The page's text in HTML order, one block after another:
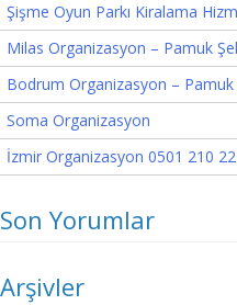
Şişme Oyun Parkı Kiralama
Milas Organizasyon – Pamuk
Bodrum Organizasyon – Pamuk
Soma Organizasyon
İzmir Organizasyon 0501 210
Son Yorumlar
Arşivler